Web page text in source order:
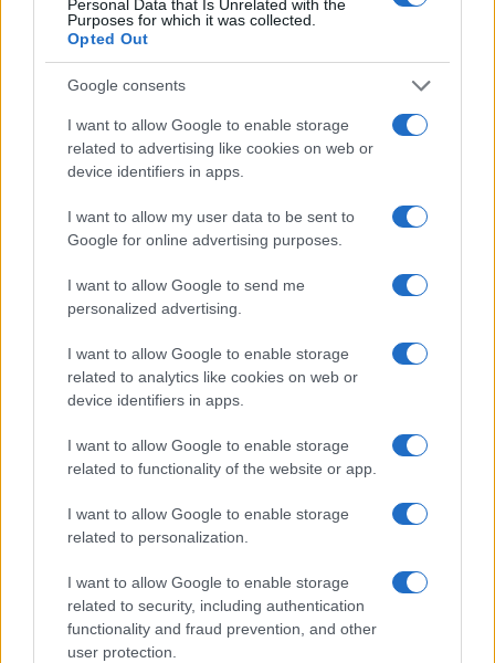
Personal Data that Is Unrelated with the
Purposes for which it was collected.
Opted Out
Google consents
I want to allow Google to enable storage
related to advertising like cookies on web or
device identifiers in apps.
I want to allow my user data to be sent to
Google for online advertising purposes.
I want to allow Google to send me
personalized advertising.
I want to allow Google to enable storage
related to analytics like cookies on web or
device identifiers in apps.
I want to allow Google to enable storage
related to functionality of the website or app.
I want to allow Google to enable storage
related to personalization.
I want to allow Google to enable storage
related to security, including authentication
functionality and fraud prevention, and other
user protection.
Novembro
de 2023
$
4,28
$ 3,68 $ 5,05 $ 4,36 10%
de 2023
4,32
Previsão de preços para 2024
% De
Janeiro de
$
$ 3,92
Fevereiro
de 2024
$
5,18
$ 4,30 $ 5,91 $ 5,10
Março de
$
5,65
$ 5,14 $ 6,32 $ 5,73 9%
Abril de
$
5,99
$ 5,15 $ 6,88 $ 6,02 6%
Maio de
$
5,27
$ 4,85 $ 6,22 $ 5,53 -12%
Junho de
$